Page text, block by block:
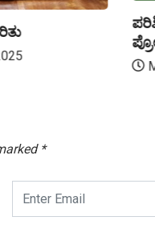
*